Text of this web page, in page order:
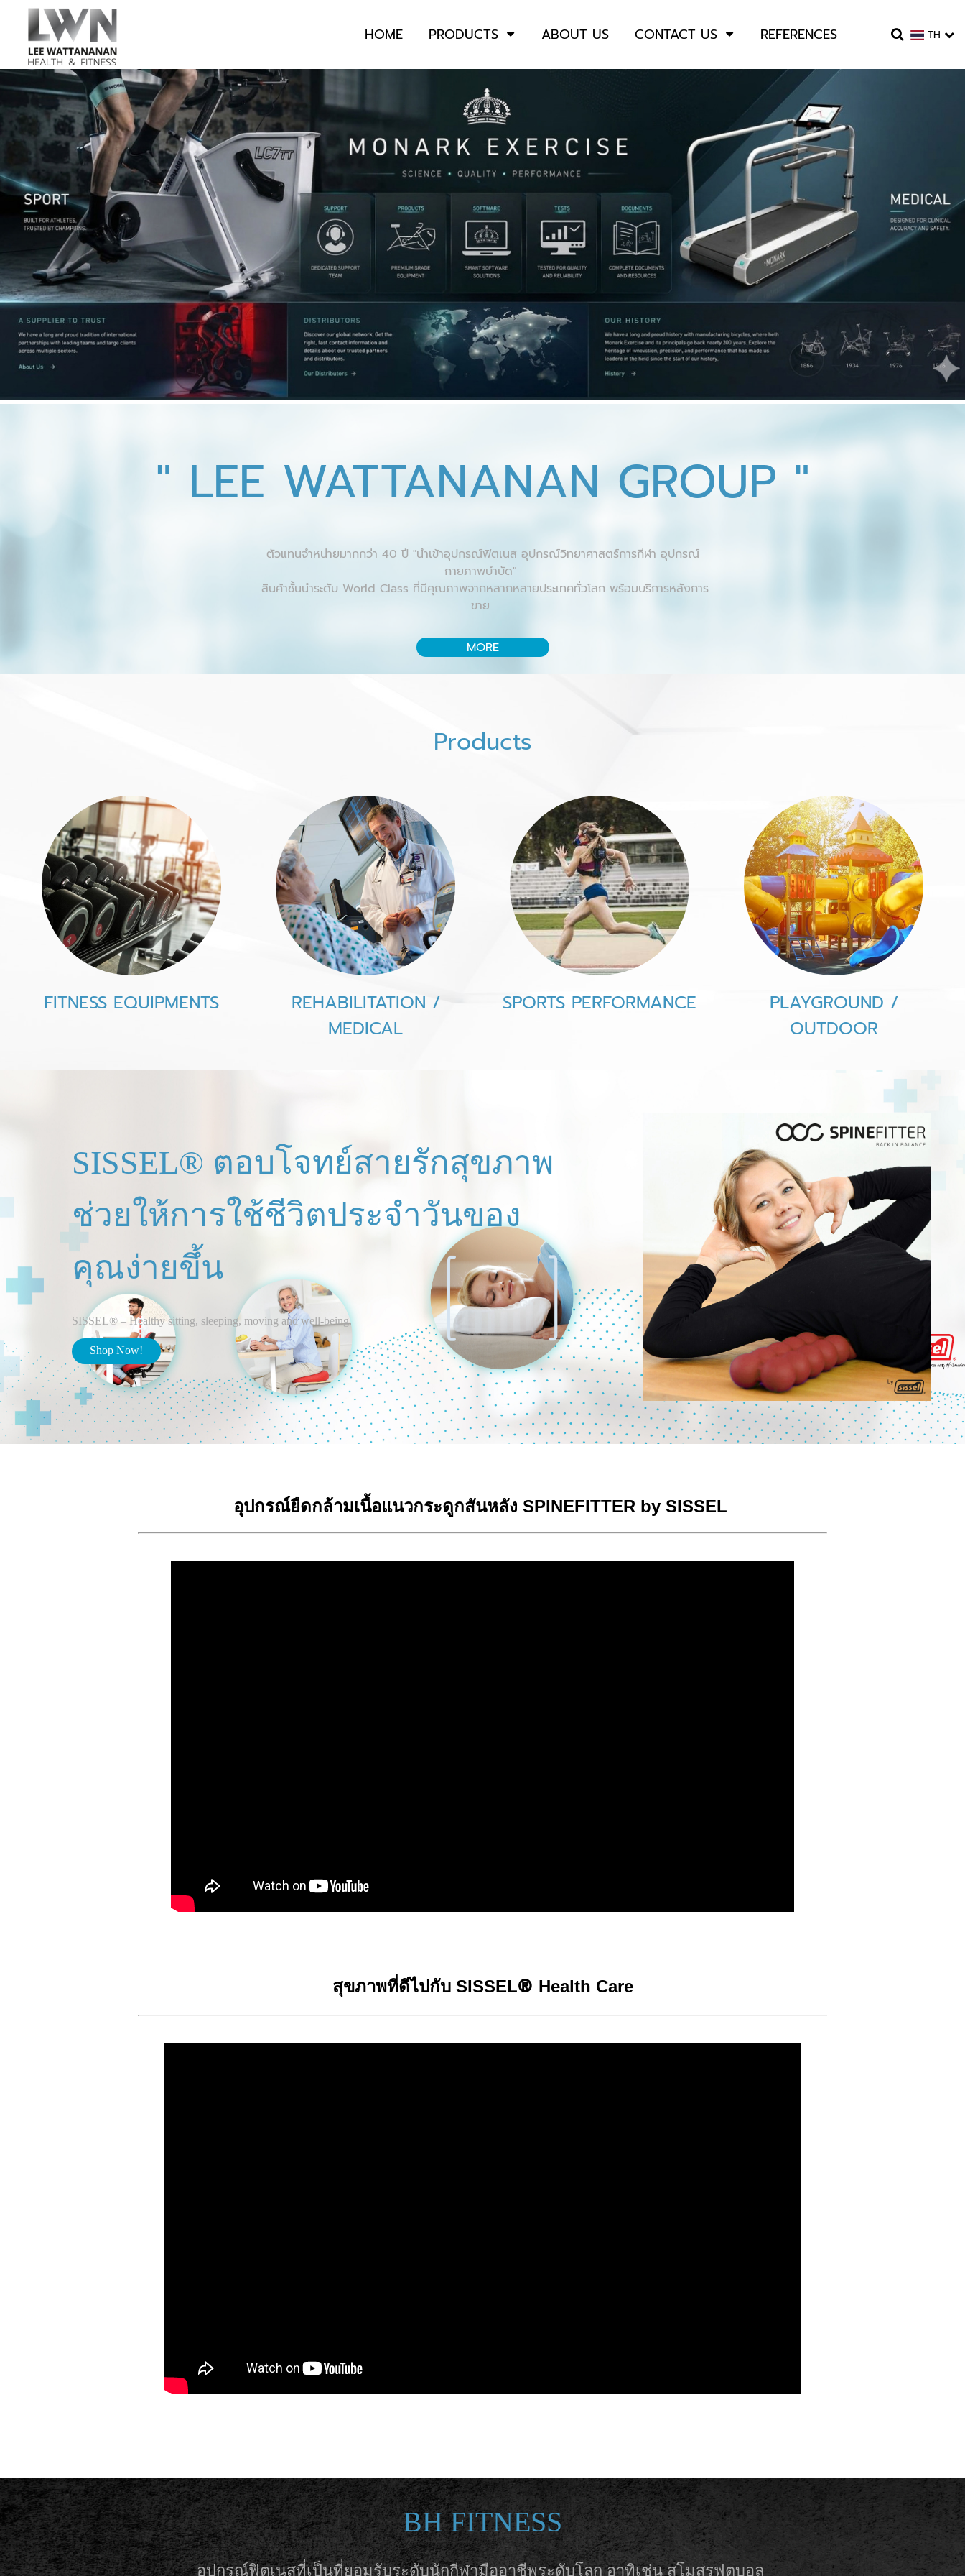
HOME PRODUCTS ABOUT US CONTACT US REFERENCES TH
" LEE WATTANANAN GROUP "
ตัวแทนจำหน่ายมากกว่า 40 ปี "นำเข้าอุปกรณ์ฟิตเนส อุปกรณ์วิทยาศาสตร์การกีฬา อุปกรณ์
กายภาพบำบัด"
สินค้าชั้นนำระดับ World Class ที่มีคุณภาพจากหลากหลายประเทศทั่วโลก พร้อมบริการหลังการ
ขาย
MORE
Products
FITNESS EQUIPMENTS
REHABILITATION /
MEDICAL
SPORTS PERFORMANCE
PLAYGROUND /
OUTDOOR
SISSEL® ตอบโจทย์สายรักสุขภาพ
ช่วยให้การใช้ชีวิตประจำวันของ
คุณง่ายขึ้น
SISSEL® – Healthy sitting, sleeping, moving and well-being.
Shop Now!
อุปกรณ์ยืดกล้ามเนื้อแนวกระดูกสันหลัง SPINEFITTER by SISSEL
สุขภาพที่ดีไปกับ SISSEL® Health Care
BH FITNESS
อุปกรณ์ฟิตเนสที่เป็นที่ยอมรับระดับนักกีฬามืออาชีพระดับโลก อาทิเช่น สโมสรฟุตบอล